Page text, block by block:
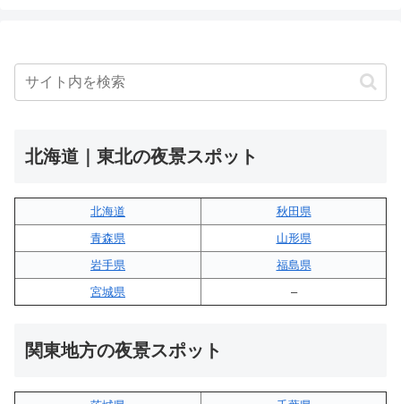
北海道｜東北の夜景スポット
北海道
秋田県
青森県
山形県
岩手県
福島県
宮城県
–
関東地方の夜景スポット